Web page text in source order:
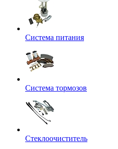
Система питания
Система тормозов
Стеклоочиститель